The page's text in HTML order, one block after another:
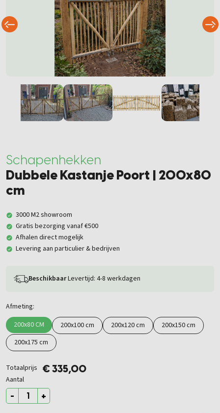
Schapenhekken
Dubbele Kastanje Poort | 200x80
cm
3000 M2 showroom
Gratis bezorging vanaf €500
Afhalen direct mogelijk
Levering aan particulier & bedrijven
BeschikbaarLevertijd: 4-8 werkdagen
Afmeting:
200x80 CM
200x100 cm 200x120 cm
200x150 cm
200x175 cm
Totaalprijs € 335,00
Aantal
- +